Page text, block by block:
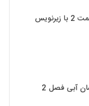
سریال ردیاب قسمت 2 با زیرنویس
دانلود سریال نیسان آبی فصل 2